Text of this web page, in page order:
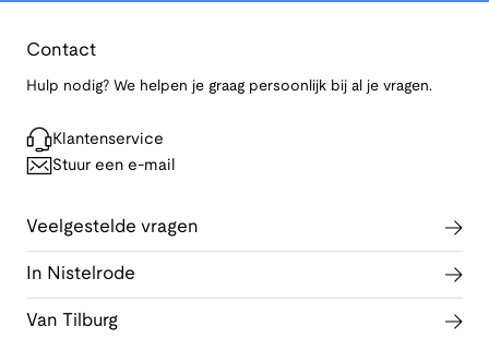
Contact
Hulp nodig? We helpen je graag persoonlijk bij al je vragen.
Klantenservice
Stuur een e-mail
Veelgestelde vragen
In Nistelrode
Van Tilburg